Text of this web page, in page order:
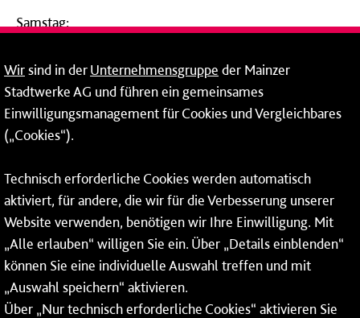
Samstag:
24-Stunden-Telefon*
06131 – 12 77 77
Fax: 06131 – 12 66 66
* Montags bis freitags bis 7 und ab 18 Uhr sowie an
Wochenenden und Feiertagen ganztags werden Ihre
Anrufe je nach Themenauswahl an ein Callcenter des
RMV oder von nextbike weitergeleitet. Dort erhalten Sie
ausschließlich Auskünfte zum Fahrplan bzw. zu
meinRad.
Wirsind in derUnternehmensgruppe der Mainzer
Stadtwerke AG und führen ein gemeinsames
Einwilligungsmanagement für Cookies und Vergleichbares
(„Cookies“).
Technisch erforderliche Cookies werden automatisch
aktiviert, für andere, die wir für die Verbesserung unserer
Website verwenden, benötigen wir Ihre Einwilligung. Mit
„Alle erlauben“ willigen Sie ein. Über „Details einblenden“
können Sie eine individuelle Auswahl treffen und mit
„Auswahl speichern“ aktivieren.
Über „Nur technisch erforderliche Cookies“ aktivieren Sie